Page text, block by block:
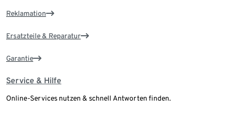
Reklamation
Ersatzteile & Reparatur
Garantie
Service & Hilfe
Online-Services nutzen & schnell Antworten finden.